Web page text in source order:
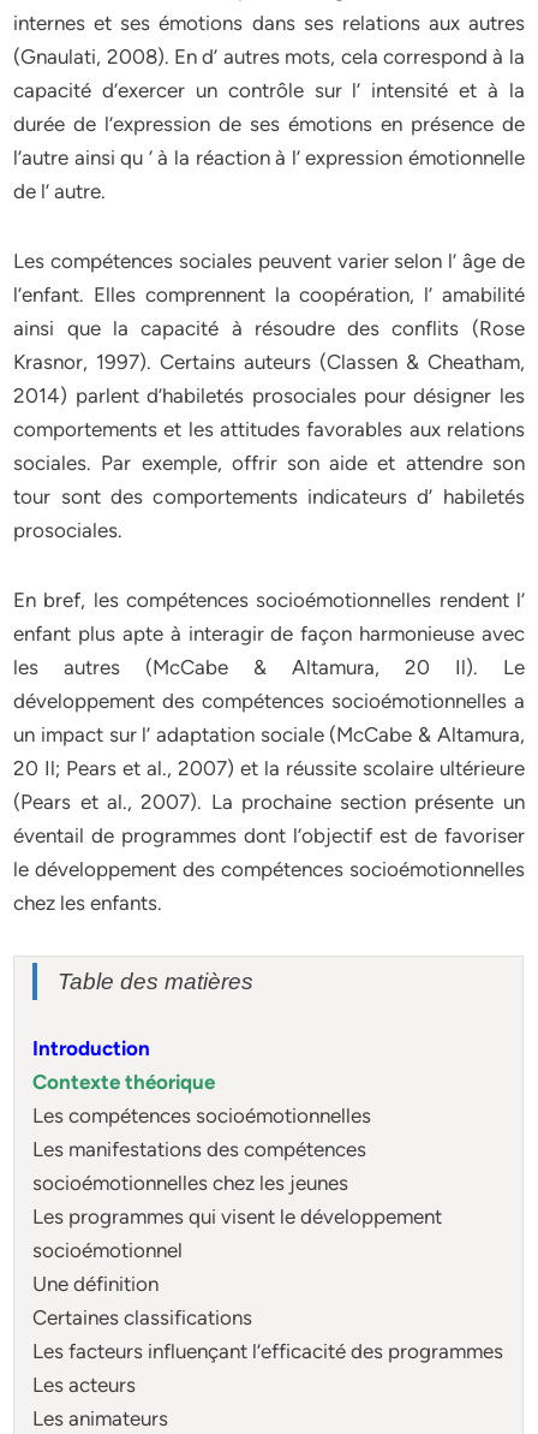
internes et ses émotions dans ses relations aux autres
(Gnaulati, 2008). En d’ autres mots, cela correspond à la
capacité d’exercer un contrôle sur l’ intensité et à la
durée de l’expression de ses émotions en présence de
l’autre ainsi qu ‘ à la réaction à l’ expression émotionnelle
de l’ autre.
Les compétences sociales peuvent varier selon l’ âge de
l’enfant. Elles comprennent la coopération, l’ amabilité
ainsi que la capacité à résoudre des conflits (Rose
Krasnor, 1997). Certains auteurs (Classen & Cheatham,
2014) parlent d’habiletés prosociales pour désigner les
comportements et les attitudes favorables aux relations
sociales. Par exemple, offrir son aide et attendre son
tour sont des comportements indicateurs d’ habiletés
prosociales.
En bref, les compétences socioémotionnelles rendent l’
enfant plus apte à interagir de façon harmonieuse avec
les autres (McCabe & Altamura, 20 Il). Le
développement des compétences socioémotionnelles a
un impact sur l’ adaptation sociale (McCabe & Altamura,
20 Il; Pears et al., 2007) et la réussite scolaire ultérieure
(Pears et al., 2007). La prochaine section présente un
éventail de programmes dont l’objectif est de favoriser
le développement des compétences socioémotionnelles
chez les enfants.
Table des matières
Introduction
Contexte théorique
Les compétences socioémotionnelles
Les manifestations des compétences
socioémotionnelles chez les jeunes
Les programmes qui visent le développement
socioémotionnel
Une définition
Certaines classifications
Les facteurs influençant l’efficacité des programmes
Les acteurs
Les animateurs